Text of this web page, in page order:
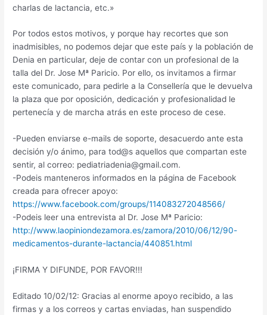
charlas de lactancia, etc.»
Por todos estos motivos, y porque hay recortes que son
inadmisibles, no podemos dejar que este país y la población de
Denia en particular, deje de contar con un profesional de la
talla del Dr. Jose Mª Paricio. Por ello, os invitamos a firmar
este comunicado, para pedirle a la Consellería que le devuelva
la plaza que por oposición, dedicación y profesionalidad le
pertenecía y de marcha atrás en este proceso de cese.
-Pueden enviarse e-mails de soporte, desacuerdo ante esta
decisión y/o ánimo, para tod@s aquellos que compartan este
sentir, al correo: pediatriadenia@gmail.com.
-Podeis manteneros informados en la página de Facebook
creada para ofrecer apoyo:
https://www.facebook.com/groups/114083272048566/
-Podeis leer una entrevista al Dr. Jose Mª Paricio:
http://www.laopiniondezamora.es/zamora/2010/06/12/90-
medicamentos-durante-lactancia/440851.html
¡FIRMA Y DIFUNDE, POR FAVOR!!!
Editado 10/02/12: Gracias al enorme apoyo recibido, a las
firmas y a los correos y cartas enviadas, han suspendido